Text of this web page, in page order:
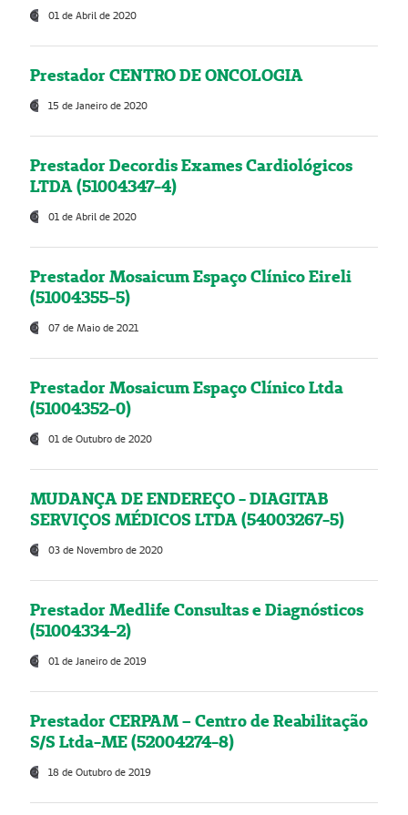
01 de Abril de 2020
Prestador CENTRO DE ONCOLOGIA
15 de Janeiro de 2020
Prestador Decordis Exames Cardiológicos
LTDA (51004347-4)
01 de Abril de 2020
Prestador Mosaicum Espaço Clínico Eireli
(51004355-5)
07 de Maio de 2021
Prestador Mosaicum Espaço Clínico Ltda
(51004352-0)
01 de Outubro de 2020
MUDANÇA DE ENDEREÇO - DIAGITAB
SERVIÇOS MÉDICOS LTDA (54003267-5)
03 de Novembro de 2020
Prestador Medlife Consultas e Diagnósticos
(51004334-2)
01 de Janeiro de 2019
Prestador CERPAM – Centro de Reabilitação
S/S Ltda-ME (52004274-8)
18 de Outubro de 2019